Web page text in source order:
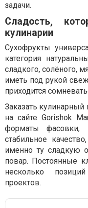
задачи.
Сладость,
кулинарии
Сухофрукты
категория
сладкого, солёного,
иметь под рукой
приходится
Заказать
на сайте Gorishok
форматы фасовки,
стабильное
именно ту сладкую
повар. Постоянные
несколько
проектов.